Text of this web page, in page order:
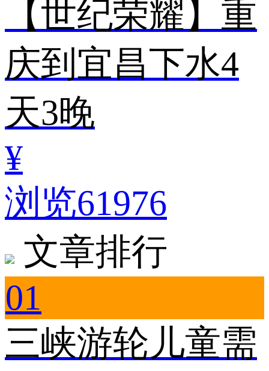
【世纪荣耀】重
庆到宜昌下水4
天3晚
¥
浏览61976
文章排行
01
三峡游轮儿童需